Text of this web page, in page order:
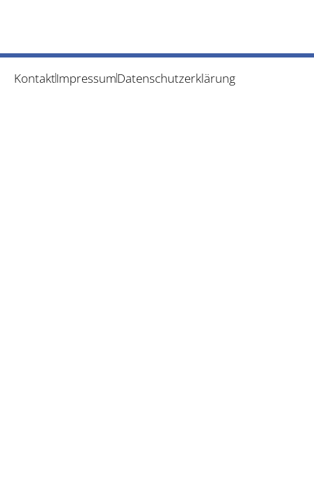
KontaktImpressumDatenschutzerklärung